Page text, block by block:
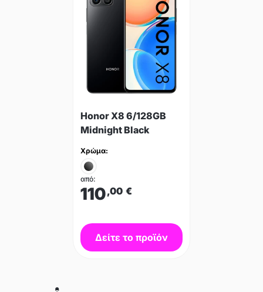
Honor X8 6/128GB
Midnight Black
Χρώμα:
από:
110,00 €
Δείτε το προϊόν